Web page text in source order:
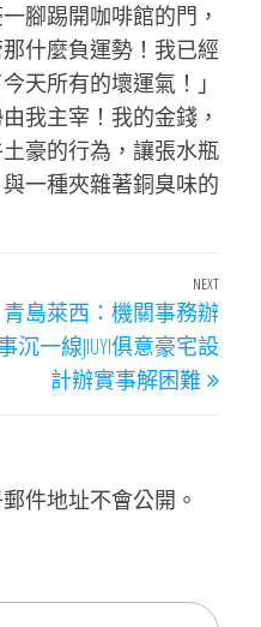
腳踢開咖啡館的門，
什麼負運勢！我已經
天所有的壞運氣！」
我主宰！我的金錢，
豪的行為，讓張水瓶
一種夾雜著銅臭味的
Next
Post
NEXT
青島萊西：機關事務辦
沉一線JIUYI俱意豪宅設
計辦實事解困難
件地址不會公開。